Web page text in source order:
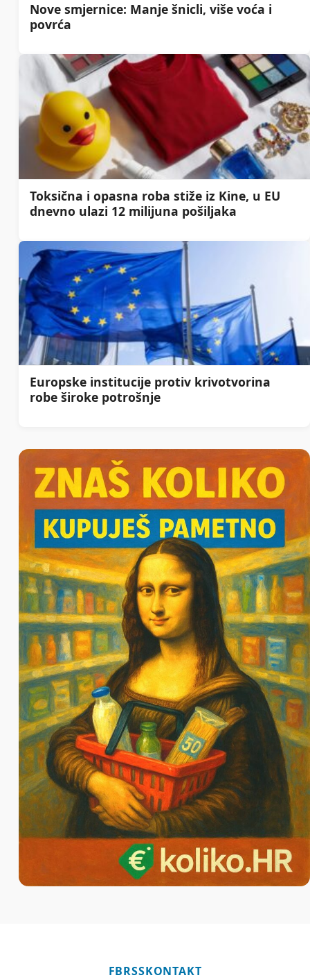
Nove smjernice: Manje šnicli, više voća i
povrća
Toksična i opasna roba stiže iz Kine, u EU
dnevno ulazi 12 milijuna pošiljaka
Europske institucije protiv krivotvorina
robe široke potrošnje
FBRSSKONTAKT